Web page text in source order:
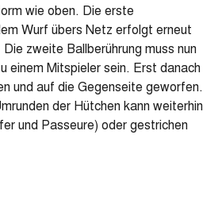
wie oben. Die erste
Wurf übers Netz erfolgt erneut
zweite Ballberührung muss nun
einem Mitspieler sein. Erst danach
und auf die Gegenseite geworfen.
der Hütchen kann weiterhin
und Passeure) oder gestrichen